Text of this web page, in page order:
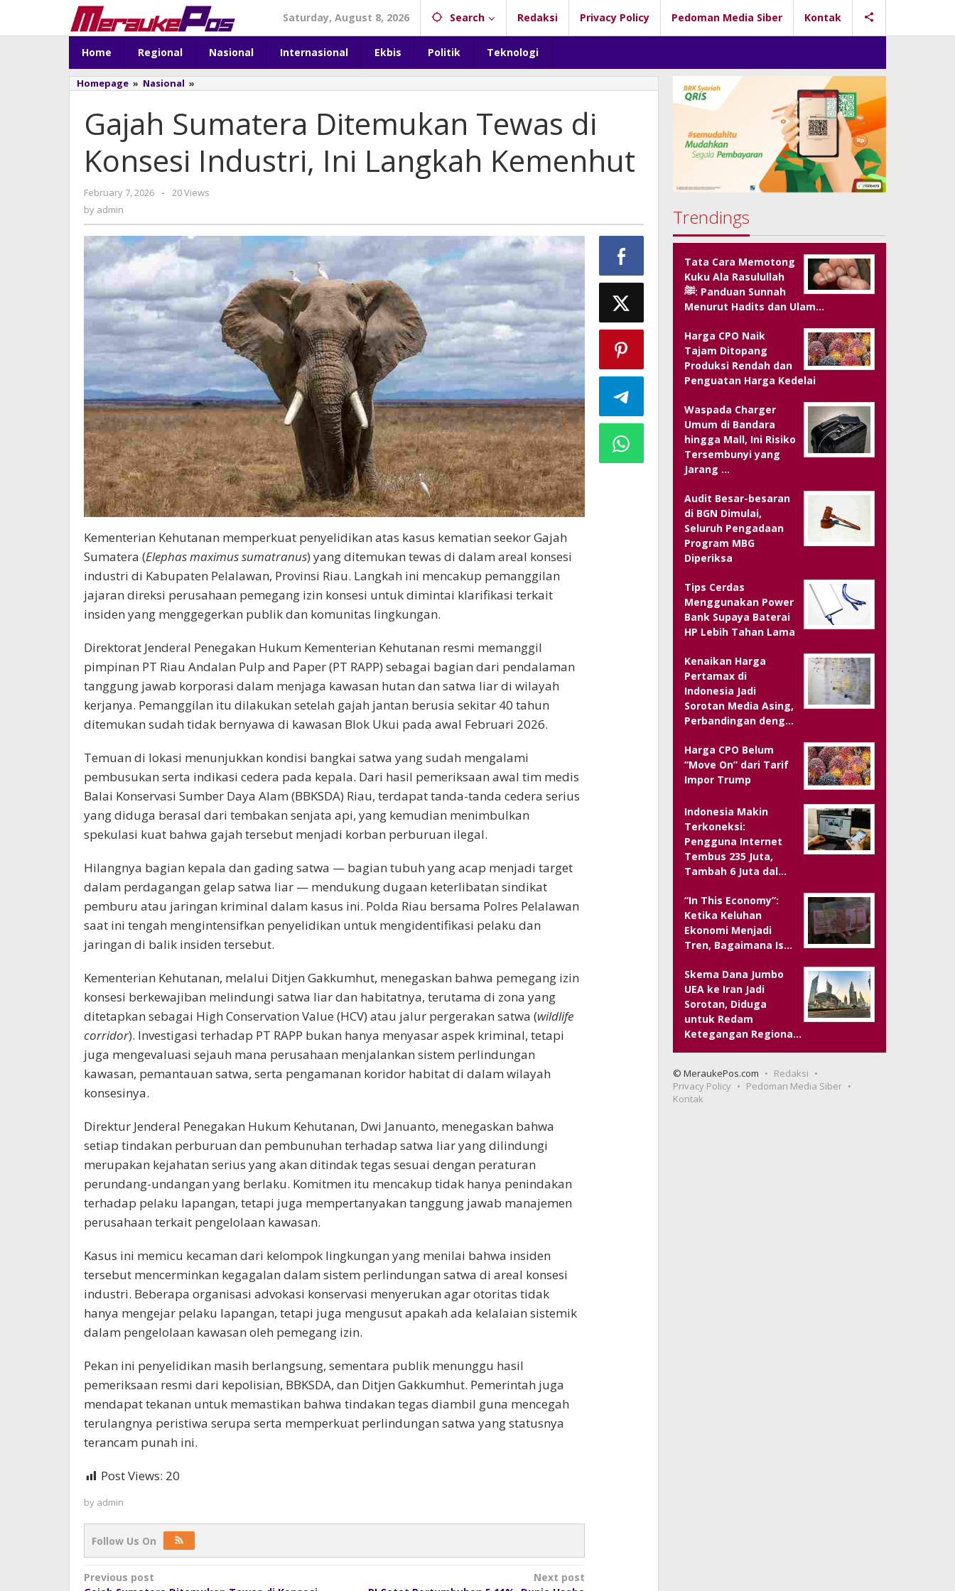
content
Saturday, August 8, 2026 Search Redaksi Privacy Policy Pedoman Media Siber Kontak
Home Regional Nasional Internasional Ekbis Politik Teknologi
Homepage » Nasional »
Tewas
di
Konsesi
Industri,
Langkah
Gajah Sumatera Ditemukan Tewas di
Konsesi Industri, Ini Langkah Kemenhut
February 7, 2026
by
-
20 Views
by admin
Kementerian Kehutanan memperkuat penyelidikan atas kasus kematian seekor Gajah
Sumatera (Elephas maximus sumatranus) yang ditemukan tewas di dalam areal konsesi
industri di Kabupaten Pelalawan, Provinsi Riau. Langkah ini mencakup pemanggilan
jajaran direksi perusahaan pemegang izin konsesi untuk dimintai klarifikasi terkait
insiden yang menggegerkan publik dan komunitas lingkungan.
Direktorat Jenderal Penegakan Hukum Kementerian Kehutanan resmi memanggil
pimpinan PT Riau Andalan Pulp and Paper (PT RAPP) sebagai bagian dari pendalaman
tanggung jawab korporasi dalam menjaga kawasan hutan dan satwa liar di wilayah
kerjanya. Pemanggilan itu dilakukan setelah gajah jantan berusia sekitar 40 tahun
ditemukan sudah tidak bernyawa di kawasan Blok Ukui pada awal Februari 2026.
Temuan di lokasi menunjukkan kondisi bangkai satwa yang sudah mengalami
pembusukan serta indikasi cedera pada kepala. Dari hasil pemeriksaan awal tim medis
Balai Konservasi Sumber Daya Alam (BBKSDA) Riau, terdapat tanda-tanda cedera serius
yang diduga berasal dari tembakan senjata api, yang kemudian menimbulkan
spekulasi kuat bahwa gajah tersebut menjadi korban perburuan ilegal.
Hilangnya bagian kepala dan gading satwa — bagian tubuh yang acap menjadi target
dalam perdagangan gelap satwa liar — mendukung dugaan keterlibatan sindikat
pemburu atau jaringan kriminal dalam kasus ini. Polda Riau bersama Polres Pelalawan
saat ini tengah mengintensifkan penyelidikan untuk mengidentifikasi pelaku dan
jaringan di balik insiden tersebut.
Kementerian Kehutanan, melalui Ditjen Gakkumhut, menegaskan bahwa pemegang izin
konsesi berkewajiban melindungi satwa liar dan habitatnya, terutama di zona yang
ditetapkan sebagai High Conservation Value (HCV) atau jalur pergerakan satwa (wildlife
corridor). Investigasi terhadap PT RAPP bukan hanya menyasar aspek kriminal, tetapi
juga mengevaluasi sejauh mana perusahaan menjalankan sistem perlindungan
kawasan, pemantauan satwa, serta pengamanan koridor habitat di dalam wilayah
konsesinya.
Direktur Jenderal Penegakan Hukum Kehutanan, Dwi Januanto, menegaskan bahwa
setiap tindakan perburuan dan pembunuhan terhadap satwa liar yang dilindungi
merupakan kejahatan serius yang akan ditindak tegas sesuai dengan peraturan
perundang-undangan yang berlaku. Komitmen itu mencakup tidak hanya penindakan
terhadap pelaku lapangan, tetapi juga mempertanyakan tanggung jawab manajemen
perusahaan terkait pengelolaan kawasan.
Kasus ini memicu kecaman dari kelompok lingkungan yang menilai bahwa insiden
tersebut mencerminkan kegagalan dalam sistem perlindungan satwa di areal konsesi
industri. Beberapa organisasi advokasi konservasi menyerukan agar otoritas tidak
hanya mengejar pelaku lapangan, tetapi juga mengusut apakah ada kelalaian sistemik
dalam pengelolaan kawasan oleh pemegang izin.
Pekan ini penyelidikan masih berlangsung, sementara publik menunggu hasil
pemeriksaan resmi dari kepolisian, BBKSDA, dan Ditjen Gakkumhut. Pemerintah juga
mendapat tekanan untuk memastikan bahwa tindakan tegas diambil guna mencegah
terulangnya peristiwa serupa serta memperkuat perlindungan satwa yang statusnya
terancam punah ini.
Post Views: 20
by admin
Follow Us On
Post
Previous post
Next post
Trendings
Tata Cara Memotong
Kuku Ala Rasulullah
ﷺ: Panduan Sunnah
Menurut Hadits dan Ulam…
Harga CPO Naik
Tajam Ditopang
Produksi Rendah dan
Penguatan Harga Kedelai
Waspada Charger
Umum di Bandara
hingga Mall, Ini Risiko
Tersembunyi yang
Jarang …
Audit Besar-besaran
di BGN Dimulai,
Seluruh Pengadaan
Program MBG
Diperiksa
Tips Cerdas
Menggunakan Power
Bank Supaya Baterai
HP Lebih Tahan Lama
Kenaikan Harga
Pertamax di
Indonesia Jadi
Sorotan Media Asing,
Perbandingan deng…
Harga CPO Belum
“Move On” dari Tarif
Impor Trump
Indonesia Makin
Terkoneksi:
Pengguna Internet
Tembus 235 Juta,
Tambah 6 Juta dal…
“In This Economy”:
Ketika Keluhan
Ekonomi Menjadi
Tren, Bagaimana Is…
Skema Dana Jumbo
UEA ke Iran Jadi
Sorotan, Diduga
untuk Redam
Ketegangan Regiona…
© MeraukePos.com
Redaksi
Privacy Policy
Pedoman Media Siber
Kontak